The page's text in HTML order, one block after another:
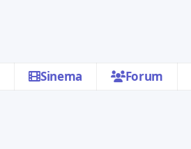
Sinema Forum